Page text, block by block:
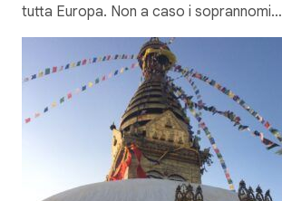
tutta Europa. Non a caso i soprannomi…